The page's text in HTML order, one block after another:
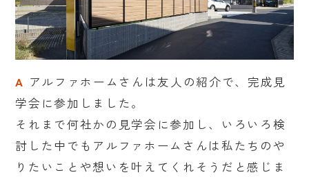
A アルファホームさんは友人の紹介で、完成見
学会に参加しました。
それまで何社かの見学会に参加し、いろいろ検
討した中でもアルファホームさんは私たちのや
りたいことや想いを叶えてくれそうだと感じま